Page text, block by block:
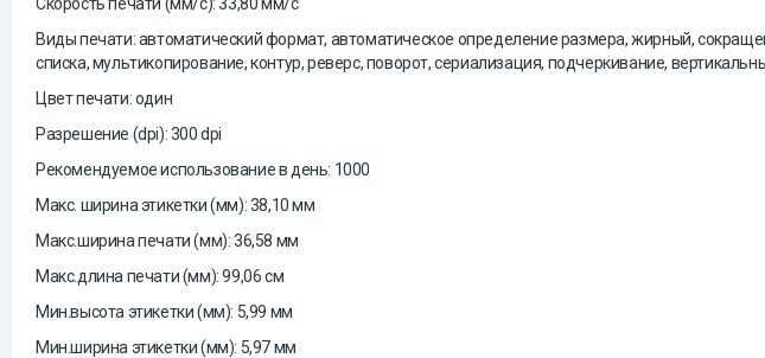
Виды печати: автоматический формат, автоматическое определение размера, жирный,
списка, мультикопирование, контур, реверс, поворот, сериализация, подчеркивание,
Цвет печати: один
Разрешение (dpi): 300 dpi
Рекомендуемое использование в день: 1000
Макс. ширина этикетки (мм): 38,10 мм
Макс.ширина печати (мм): 36,58 мм
Макс.длина печати (мм): 99,06 см
Мин.высота этикетки (мм): 5,99 мм
Мин.ширина этикетки (мм): 5,97 мм